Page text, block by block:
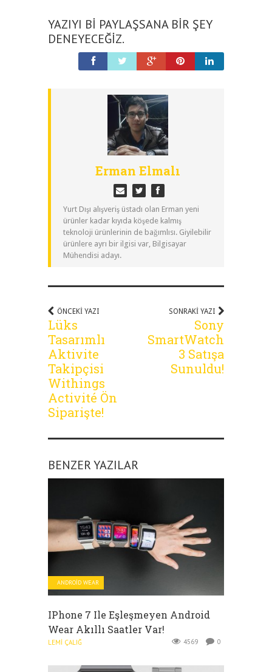
YAZIYI BI PAYLAŞSANA BIR ŞEY
DENEYECEĞIZ.
Erman Elmalı
Yurt Dışı alışveriş üstadı olan Erman yeni
ürünler kadar kıyıda köşede kalmış
teknoloji ürünlerinin de bağımlısı. Giyilebilir
ürünlere ayrı bir ilgisi var, Bilgisayar
Mühendisi adayı.
ÖNCEKI YAZI
Lüks
Tasarımlı
Aktivite
Takipçisi
Withings
Activité Ön
Siparişte!
SONRAKI YAZI
Sony
SmartWatch
3 Satışa
Sunuldu!
BENZER YAZILAR
ANDROID WEAR
IPhone 7 Ile Eşleşmeyen Android
Wear Akıllı Saatler Var!
LEMI ÇALIĞ 4569 0